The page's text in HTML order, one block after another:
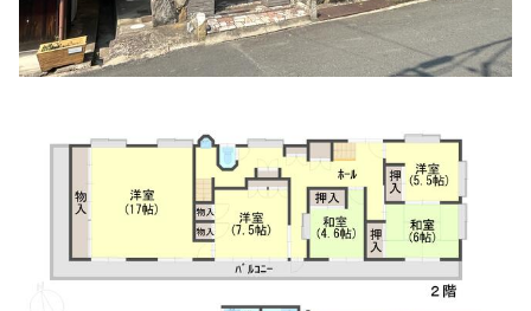
大塚病院 居宅介護支援事業所
住所:兵庫県丹波市氷上町絹山５１３ マップで見る
兵庫県丹波市氷上町石生１６６４ マップで見る
住所:兵庫県丹波市氷上町成松４６０−１ マップで見る
住所:兵庫県丹波市氷上町成松２３５ マップで見る